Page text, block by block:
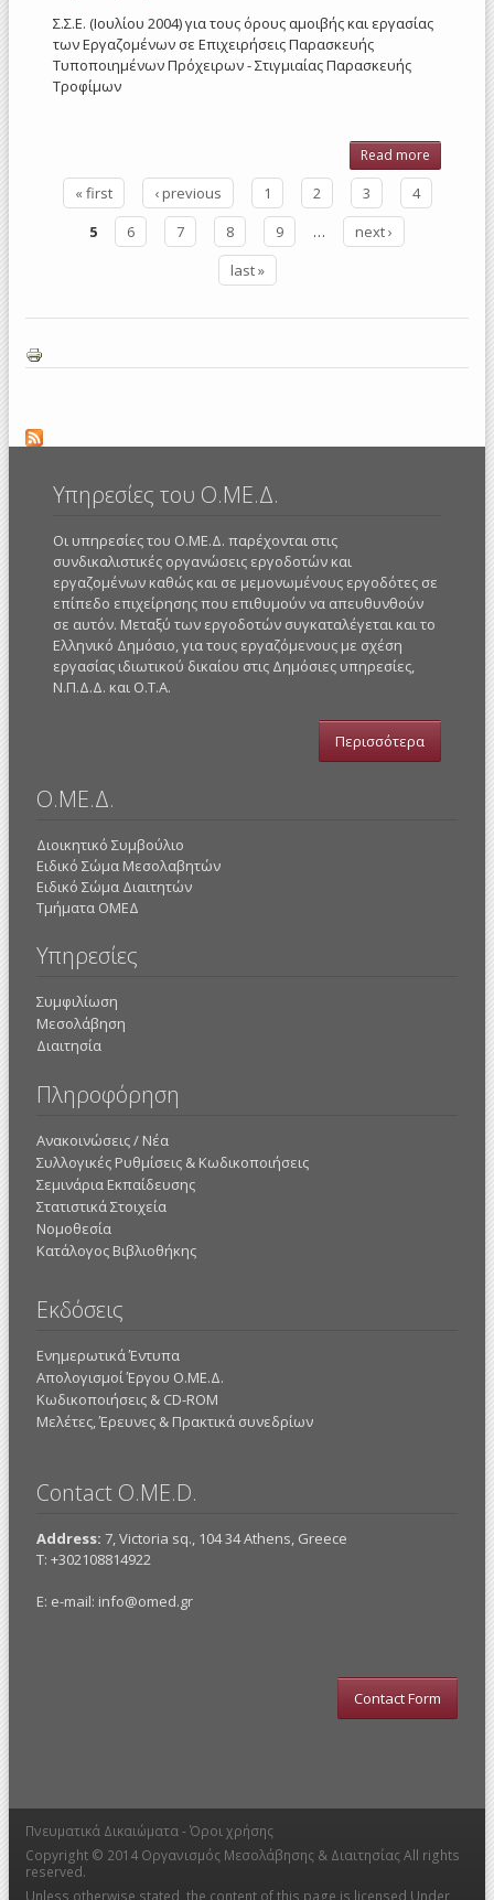
Σ.Σ.Ε. (Ιουλίου 2004) για τους όρους αμοιβής και εργασίας
των Εργαζομένων σε Επιχειρήσεις Παρασκευής
Τυποποιημένων Πρόχειρων - Στιγμιαίας Παρασκευής
Τροφίμων
Read more
Pages
« first ‹ previous 1 2 3
4
5
6 7 8 9 …
next ›
last »
Υπηρεσίες του Ο.ΜΕ.Δ.
Οι υπηρεσίες του Ο.ΜΕ.Δ. παρέχονται στις
συνδικαλιστικές οργανώσεις εργοδοτών και
εργαζομένων καθώς και σε μεμονωμένους εργοδότες σε
επίπεδο επιχείρησης που επιθυμούν να απευθυνθούν
σε αυτόν. Μεταξύ των εργοδοτών συγκαταλέγεται και το
Ελληνικό Δημόσιο, για τους εργαζόμενους με σχέση
εργασίας ιδιωτικού δικαίου στις Δημόσιες υπηρεσίες,
Ν.Π.Δ.Δ. και Ο.Τ.Α.
Περισσότερα
Ο.ΜΕ.Δ.
Διοικητικό Συμβούλιο
Ειδικό Σώμα Μεσολαβητών
Ειδικό Σώμα Διαιτητών
Τμήματα ΟΜΕΔ
Υπηρεσίες
Συμφιλίωση
Μεσολάβηση
Διαιτησία
Πληροφόρηση
Ανακοινώσεις / Νέα
Συλλογικές Ρυθμίσεις & Κωδικοποιήσεις
Σεμινάρια Εκπαίδευσης
Στατιστικά Στοιχεία
Νομοθεσία
Κατάλογος Βιβλιοθήκης
Εκδόσεις
Ενημερωτικά Έντυπα
Απολογισμοί Έργου Ο.ΜΕ.Δ.
Κωδικοποιήσεις & CD-ROM
Mελέτες, Έρευνες & Πρακτικά συνεδρίων
Contact O.ME.D.
Address: 7, Victoria sq., 104 34 Athens, Greece
Τ: +302108814922
E: e-mail: info@omed.gr
Contact Form
Πνευματικά Δικαιώματα - Όροι χρήσης
Copyright © 2014 Οργανισμός Μεσολάβησης & Διαιτησίας All rights
reserved.
Unless otherwise stated, the content of this page is licensed Under